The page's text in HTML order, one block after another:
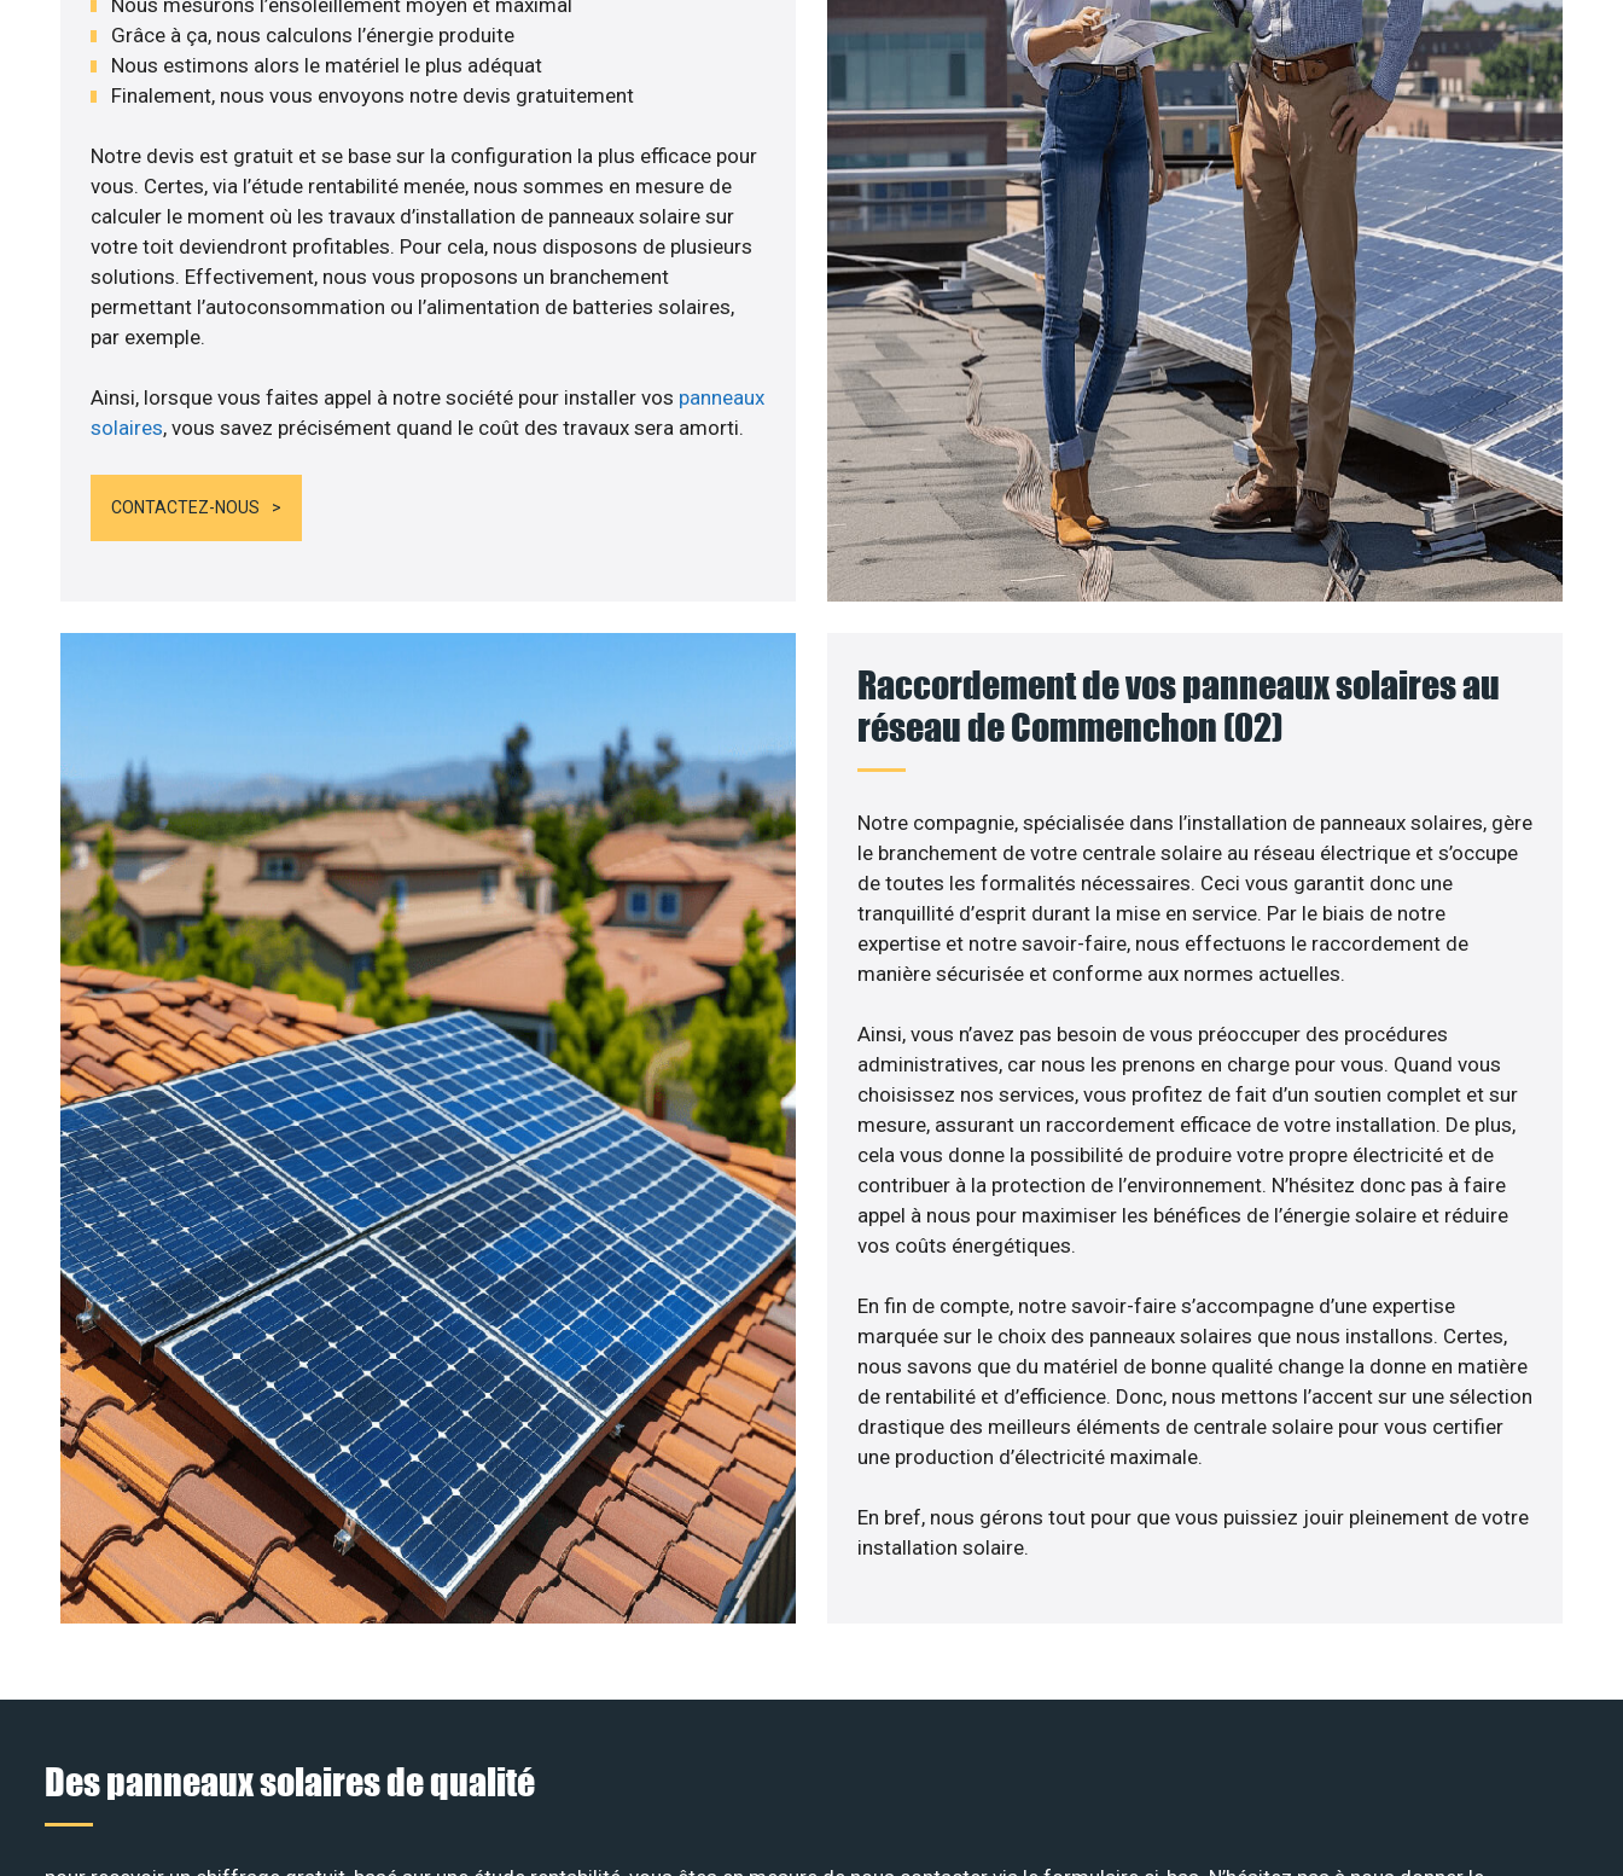
Grâce à ça, nous calculons l’énergie produite
Nous estimons alors le matériel le plus adéquat
Finalement, nous vous envoyons notre devis gratuitement
Notre devis est gratuit et se base sur la configuration la plus efficace pour
vous. Certes, via l’étude rentabilité menée, nous sommes en mesure de
calculer le moment où les travaux d’installation de panneaux solaire sur
votre toit deviendront profitables. Pour cela, nous disposons de plusieurs
solutions. Effectivement, nous vous proposons un branchement
permettant l’autoconsommation ou l’alimentation de batteries solaires,
par exemple.
Ainsi, lorsque vous faites appel à notre société pour installer vos panneaux
solaires, vous savez précisément quand le coût des travaux sera amorti.
CONTACTEZ-NOUS
Raccordement de vos panneaux solaires au
réseau de Commenchon (02)
Notre compagnie, spécialisée dans l’installation de panneaux solaires, gère
le branchement de votre centrale solaire au réseau électrique et s’occupe
de toutes les formalités nécessaires. Ceci vous garantit donc une
tranquillité d’esprit durant la mise en service. Par le biais de notre
expertise et notre savoir-faire, nous effectuons le raccordement de
manière sécurisée et conforme aux normes actuelles.
Ainsi, vous n’avez pas besoin de vous préoccuper des procédures
administratives, car nous les prenons en charge pour vous. Quand vous
choisissez nos services, vous profitez de fait d’un soutien complet et sur
mesure, assurant un raccordement efficace de votre installation. De plus,
cela vous donne la possibilité de produire votre propre électricité et de
contribuer à la protection de l’environnement. N’hésitez donc pas à faire
appel à nous pour maximiser les bénéfices de l’énergie solaire et réduire
vos coûts énergétiques.
En fin de compte, notre savoir-faire s’accompagne d’une expertise
marquée sur le choix des panneaux solaires que nous installons. Certes,
nous savons que du matériel de bonne qualité change la donne en matière
de rentabilité et d’efficience. Donc, nous mettons l’accent sur une sélection
drastique des meilleurs éléments de centrale solaire pour vous certifier
une production d’électricité maximale.
En bref, nous gérons tout pour que vous puissiez jouir pleinement de votre
installation solaire.
Des panneaux solaires de qualité